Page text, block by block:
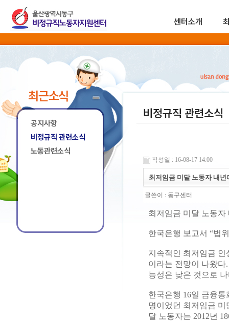
센터소개
최근소식
공지사항
비정규직 관련소식
노동관련소식
비정규직 관련소식
작성일 : 16-08-17 14:00
최저임금 미달 노동자 내
글쓴이 : 동구센터
최저임금 미달 노동
한국은행 보고서 “법
지속적인 최저임금
이라는 전망이 나왔
능성은 낮은 것으로
한국은행 16일 금융통
명이었던 최저임금 미
달 노동자는 2012년